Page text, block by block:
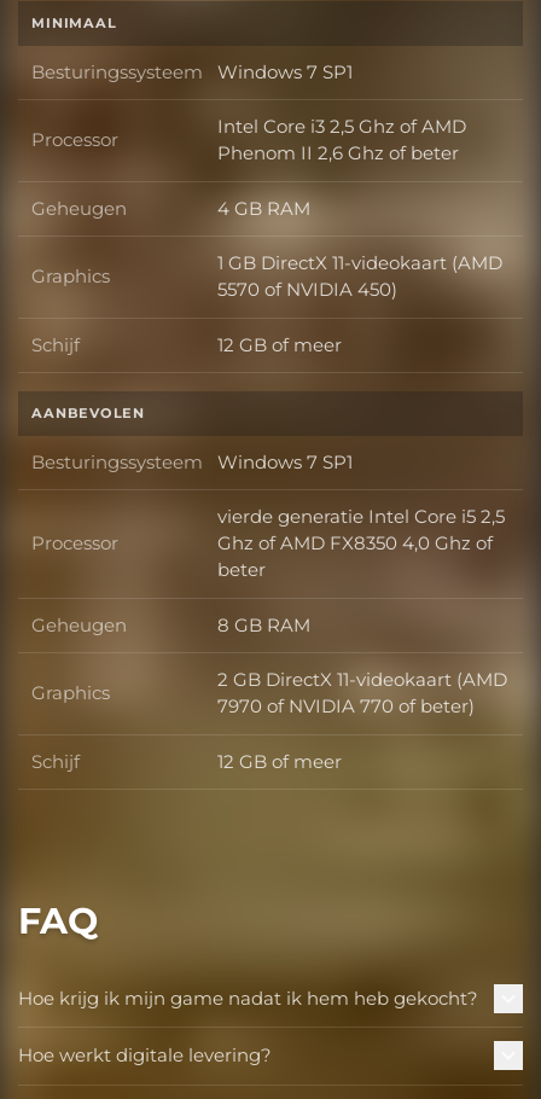
MINIMAAL
Besturingssysteem Besturingssysteem
Windows 7 SP1
Processor Processor
Intel Core i3 2,5 Ghz of AMD
Phenom II 2,6 Ghz of beter
Geheugen Geheugen
4 GB RAM
Graphics Graphics
1 GB DirectX 11-videokaart (AMD
5570 of NVIDIA 450)
Schijf Schijf
12 GB of meer
AANBEVOLEN
Besturingssysteem Besturingssysteem
Windows 7 SP1
Processor Processor
vierde generatie Intel Core i5 2,5
Ghz of AMD FX8350 4,0 Ghz of
beter
Geheugen Geheugen
8 GB RAM
Graphics Graphics
2 GB DirectX 11-videokaart (AMD
7970 of NVIDIA 770 of beter)
Schijf Schijf
12 GB of meer
FAQ
Hoe krijg ik mijn game nadat ik hem heb gekocht?
Hoe werkt digitale levering?